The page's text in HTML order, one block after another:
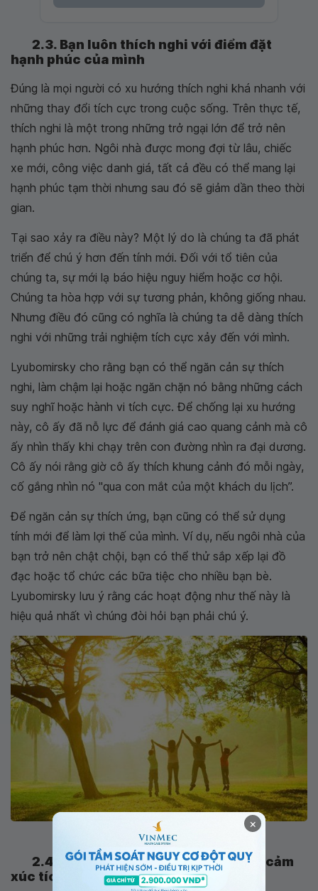
2.3. Bạn luôn thích nghi với điểm đặt
hạnh phúc của mình
Đúng là mọi người có xu hướng thích nghi khá nhanh với
những thay đổi tích cực trong cuộc sống. Trên thực tế,
thích nghi là một trong những trở ngại lớn để trở nên
hạnh phúc hơn. Ngôi nhà được mong đợi từ lâu, chiếc
xe mới, công việc danh giá, tất cả đều có thể mang lại
hạnh phúc tạm thời nhưng sau đó sẽ giảm dần theo thời
gian.
Tại sao xảy ra điều này? Một lý do là chúng ta đã phát
triển để chú ý hơn đến tính mới. Đối với tổ tiên của
chúng ta, sự mới lạ báo hiệu nguy hiểm hoặc cơ hội.
Chúng ta hòa hợp với sự tương phản, không giống nhau.
Nhưng điều đó cũng có nghĩa là chúng ta dễ dàng thích
nghi với những trải nghiệm tích cực xảy đến với mình.
Lyubomirsky cho rằng bạn có thể ngăn cản sự thích
nghi, làm chậm lại hoặc ngăn chặn nó bằng những cách
suy nghĩ hoặc hành vi tích cực. Để chống lại xu hướng
này, cô ấy đã nỗ lực để đánh giá cao quang cảnh mà cô
ấy nhìn thấy khi chạy trên con đường nhìn ra đại dương.
Cô ấy nói rằng giờ cô ấy thích khung cảnh đó mỗi ngày,
cố gắng nhìn nó "qua con mắt của một khách du lịch”.
Để ngăn cản sự thích ứng, bạn cũng có thể sử dụng
tính mới để làm lợi thế của mình. Ví dụ, nếu ngôi nhà của
bạn trở nên chật chội, bạn có thể thử sắp xếp lại đồ
đạc hoặc tổ chức các bữa tiệc cho nhiều bạn bè.
Lyubomirsky lưu ý rằng các hoạt động như thế này là
hiệu quả nhất vì chúng đòi hỏi bạn phải chú ý.
Hạnh phúc là tất cả về chủ nghĩa khoái lạc
2.4. Cảm xúc tiêu cực luôn lớn hơn cảm
xúc tích cực
×